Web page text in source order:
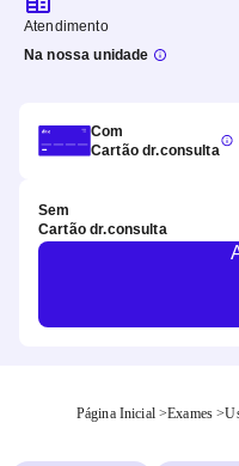
Atendimento
Na nossa unidade
Com
Cartão dr.consulta
Sem
Cartão dr.consulta
Página Inicial >Exames >